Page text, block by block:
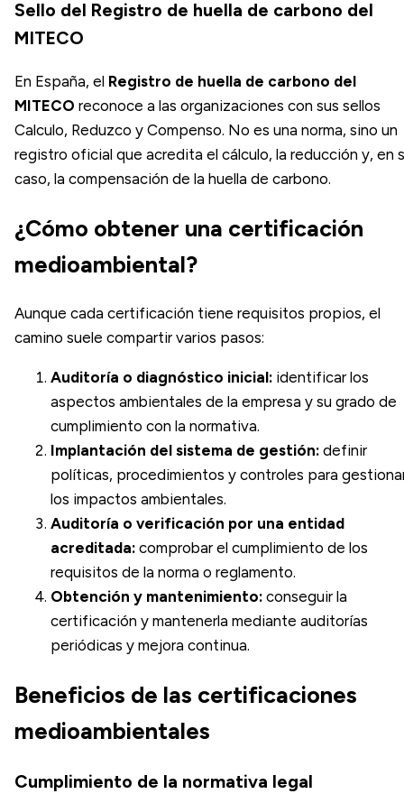
Sello del Registro de huella de carbono del
MITECO
En España, el Registro de huella de carbono del
MITECO reconoce a las organizaciones con sus sellos
Calculo, Reduzco y Compenso. No es una norma, sino un
registro oficial que acredita el cálculo, la reducción y, en
caso, la compensación de la huella de carbono.
¿Cómo obtener una certificación
medioambiental?
Aunque cada certificación tiene requisitos propios, el
camino suele compartir varios pasos:
Auditoría o diagnóstico inicial: identificar los
aspectos ambientales de la empresa y su grado de
cumplimiento con la normativa.
Implantación del sistema de gestión: definir
políticas, procedimientos y controles para
los impactos ambientales.
Auditoría o verificación por una entidad
acreditada: comprobar el cumplimiento de los
requisitos de la norma o reglamento.
Obtención y mantenimiento: conseguir la
certificación y mantenerla mediante auditorías
periódicas y mejora continua.
Beneficios de las certificaciones
medioambientales
Cumplimiento de la normativa legal